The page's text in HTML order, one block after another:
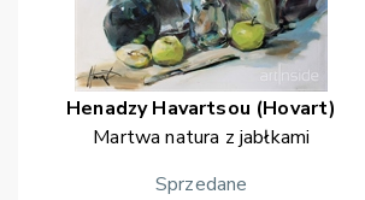
Henadzy Havartsou (Hovart)
Martwa natura z jabłkami
Sprzedane